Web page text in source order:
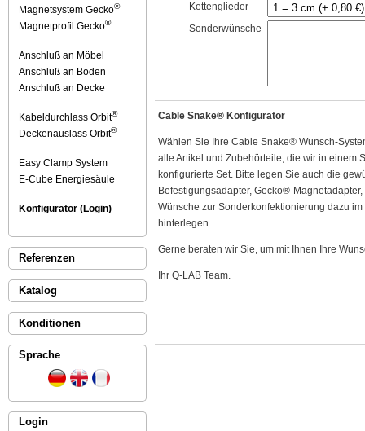
Magnetsystem Gecko®
Magnetprofil Gecko®
Anschluß an Möbel
Anschluß an Boden
Anschluß an Decke
Kabeldurchlass Orbit®
Deckenauslass Orbit®
Easy Clamp System
E-Cube Energiesäule
Konfigurator (Login)
Referenzen
Katalog
Konditionen
Sprache
Login
Kettenglieder
Sonderwünsche
Cable Snake® Konfigurator
Wählen Sie Ihre Cable Snake® Wunsch-
alle Artikel und Zubehörteile, die wir in einem
konfigurierte Set. Bitte legen Sie auch die
Befestigungsadapter, Gecko®-
Wünsche zur Sonderkonfektionierung dazu
hinterlegen.
Gerne beraten wir Sie, um mit Ihnen Ihre
Ihr Q-LAB Team.